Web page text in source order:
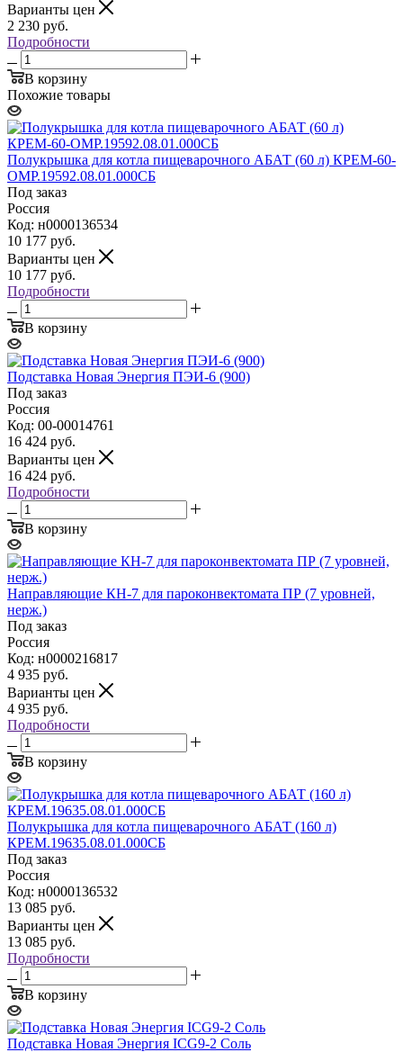
Варианты цен
2 230 руб.
Подробности
В корзину
Похожие товары
Полукрышка для котла пищеварочного АБАТ (60 л) КРЕМ-60-
ОМР.19592.08.01.000СБ
Под заказ
Россия
Код: н0000136534
10 177 руб.
Варианты цен
10 177 руб.
Подробности
В корзину
Подставка Новая Энергия ПЭИ-6 (900)
Под заказ
Россия
Код: 00-00014761
16 424 руб.
Варианты цен
16 424 руб.
Подробности
В корзину
Направляющие КН-7 для пароконвектомата ПР (7 уровней,
нерж.)
Под заказ
Россия
Код: н0000216817
4 935 руб.
Варианты цен
4 935 руб.
Подробности
В корзину
Полукрышка для котла пищеварочного АБАТ (160 л)
КРЕМ.19635.08.01.000СБ
Под заказ
Россия
Код: н0000136532
13 085 руб.
Варианты цен
13 085 руб.
Подробности
В корзину
Подставка Новая Энергия ICG9-2 Соль